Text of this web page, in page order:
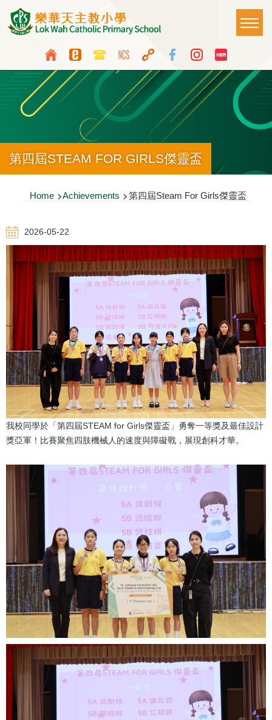
Skip to main content
Top
Media
Icon
Button
Language
switcher
Main
第四屆STEAM FOR GIRLS傑靈盃
Breadcrumb
Home Achievements 第四屆Steam For Girls傑靈盃
2026-05-22
我校同學於「第四屆STEAM for Girls傑靈盃」勇奪一等獎及最佳設計
獎亞軍！比賽聚焦四肢機械人的速度與障礙戰，展現創科才華。